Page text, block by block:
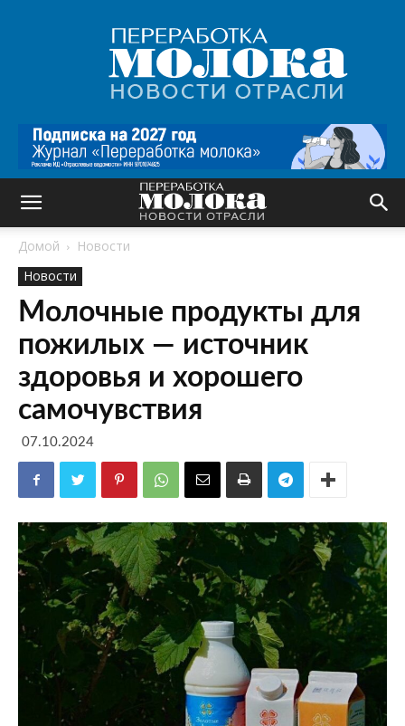
Переработка
молока
|
Новости
Домой
Новости
Новости
Молочные продукты для
пожилых — источник
здоровья и хорошего
самочувствия
07.10.2024